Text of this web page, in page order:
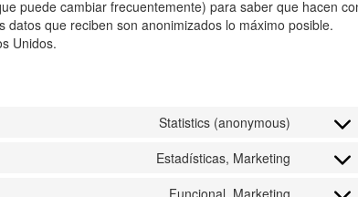
puede cambiar frecuentemente) para saber que hacen
que reciben son anonimizados lo máximo posible.
Unidos.
Statistics (anonymous)
Consent
service
Estadísticas, Marketing
Consent
Funcional, Marketing